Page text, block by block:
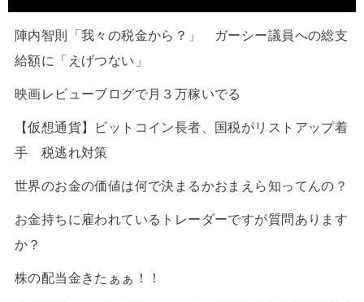
陣内智則「我々の税金から？」 ガーシー議員への総支
給額に「えげつない」
映画レビューブログで月３万稼いでる
【仮想通貨】ビットコイン長者、国税がリストアップ着
手 税逃れ対策
世界のお金の価値は何で決まるかおまえら知ってんの？
お金持ちに雇われているトレーダーですが質問あります
か？
株の配当金きたぁぁ！！